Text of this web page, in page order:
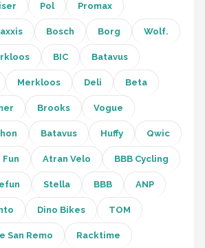
Pol Promax
Bosch Borg Wolf.
BIC Batavus
Merkloos Deli Beta
Brooks Vogue
Batavus Huffy Qwic
Fun Atran Velo BBB Cycling
Stella BBB ANP
Dino Bikes TOM
San Remo Racktime